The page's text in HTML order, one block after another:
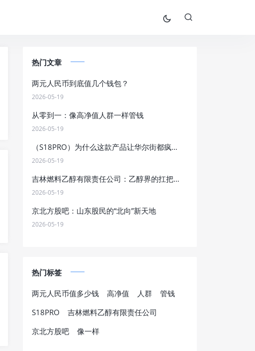
热门文章
两元人民币到底值几个钱包？
2026-05-19
从零到一：像高净值人群一样管钱
2026-05-19
（S18PRO）为什么这款产品让华尔街都疯狂了？
2026-05-19
吉林燃料乙醇有限责任公司：乙醇界的扛把子，燃料界的段子手
2026-05-19
京北方股吧：山东股民的“北向”新天地
2026-05-19
热门标签
两元人民币值多少钱 高净值 人群
管钱
S18PRO
吉林燃料乙醇有限责任公司
京北方股吧
像一样